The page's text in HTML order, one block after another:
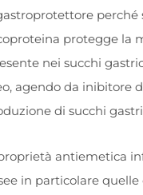
protegge la
nei succhi
agendo da inibitore
di succhi
antiemetica
in particolare